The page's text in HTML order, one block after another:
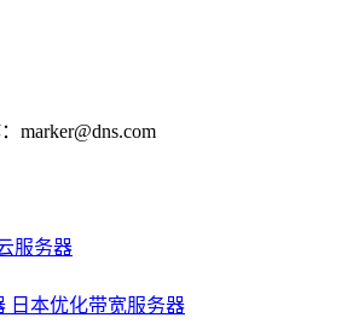
marker@dns.com
服务器
日本优化带宽服务器